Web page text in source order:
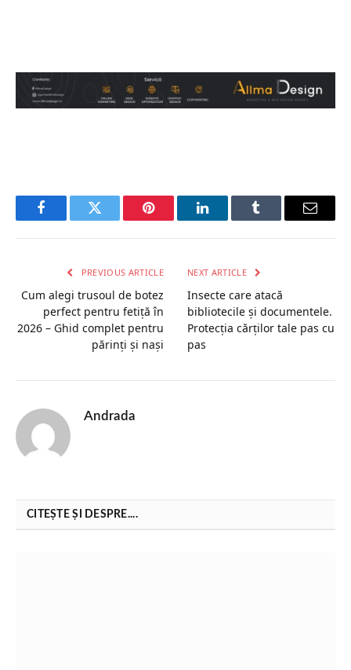
FacebookTwitter Pinterest LinkedInTumblr Email
PREVIOUS ARTICLE
Cum alegi trusoul de botez
perfect pentru fetiță în
2026 – Ghid complet pentru
părinți și nași
NEXT ARTICLE
Insecte care atacă
bibliotecile și documentele.
Protecția cărților tale pas cu
pas
Andrada
CITEȘTE ȘI DESPRE....